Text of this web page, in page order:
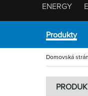
ENERGY
Produkty
Domovská